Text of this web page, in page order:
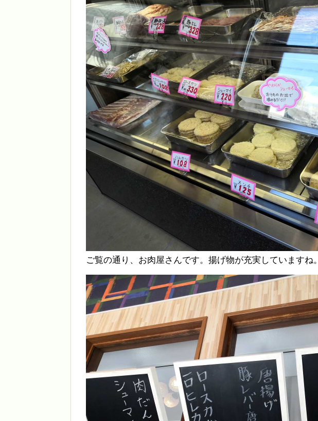
ご覧の通り、お肉屋さんです。揚げ物が充実していますね。